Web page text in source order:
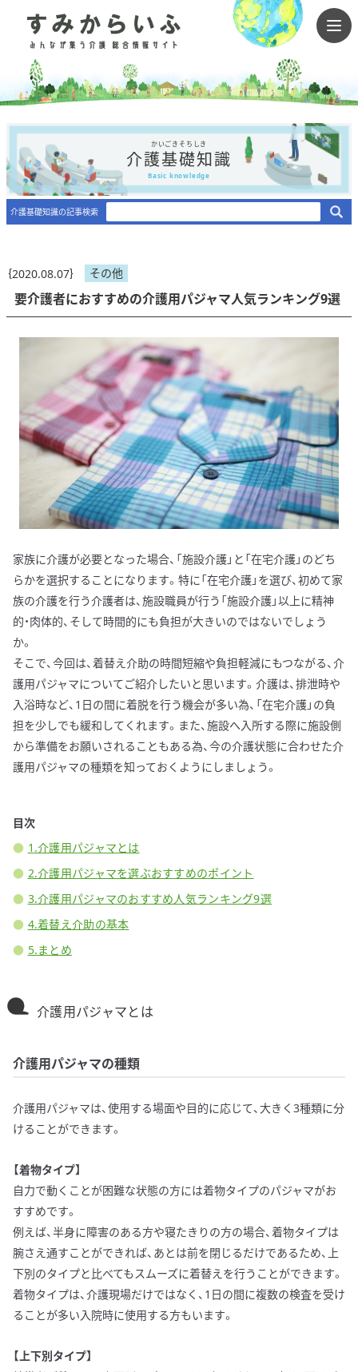
かいごきそちしき
介護基礎知識
Basic knowledge
介護基礎知識の記事検索
｛2020.08.07｝ その他
要介護者におすすめの介護用パジャマ人気ランキング9選
家族に介護が必要となった場合、「施設介護」と「在宅介護」のどち
らかを選択することになります。特に「在宅介護」を選び、初めて家
族の介護を行う介護者は、施設職員が行う「施設介護」以上に精神
的・肉体的、そして時間的にも負担が大きいのではないでしょう
か。
そこで、今回は、着替え介助の時間短縮や負担軽減にもつながる、介
護用パジャマについてご紹介したいと思います。介護は、排泄時や
入浴時など、1日の間に着脱を行う機会が多い為、「在宅介護」の負
担を少しでも緩和してくれます。また、施設へ入所する際に施設側
から準備をお願いされることもある為、今の介護状態に合わせた介
護用パジャマの種類を知っておくようにしましょう。
目次
1.介護用パジャマとは
2.介護用パジャマを選ぶおすすめのポイント
3.介護用パジャマのおすすめ人気ランキング9選
4.着替え介助の基本
5.まとめ
介護用パジャマとは
介護用パジャマの種類
介護用パジャマは、使用する場面や目的に応じて、大きく3種類に分
けることができます。
【着物タイプ】
自力で動くことが困難な状態の方には着物タイプのパジャマがお
すすめです。
例えば、半身に障害のある方や寝たきりの方の場合、着物タイプは
腕さえ通すことができれば、あとは前を閉じるだけであるため、上
下別のタイプと比べてもスムーズに着替えを行うことができます。
着物タイプは、介護現場だけではなく、1日の間に複数の検査を受け
ることが多い入院時に使用する方もいます。
【上下別タイプ】